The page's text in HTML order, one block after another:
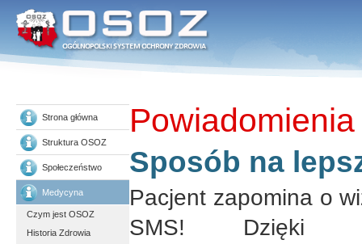
Strona główna
Struktura OSOZ
Społeczeństwo
Medycyna
Czym jest OSOZ
Historia Zdrowia
Sposób na
Pacjent zapomina o
SMS! Dzięki